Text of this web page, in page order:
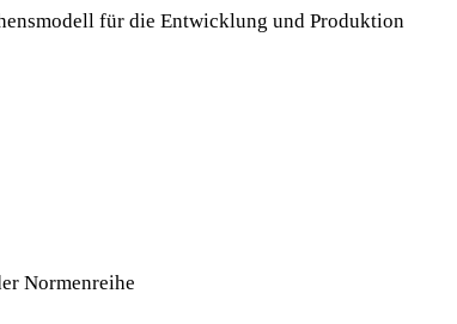
für die Entwicklung und Produktion
Normenreihe